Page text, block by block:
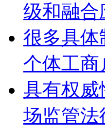
级和融合
很多具体
个体工商
具有权
场监管法